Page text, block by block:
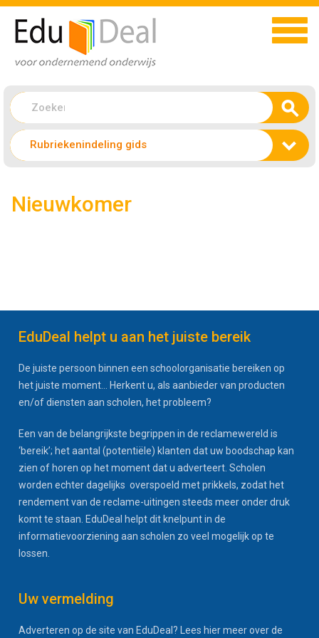
Rubriekenindeling gids
Nieuwkomer
EduDeal helpt u aan het juiste bereik
De juiste persoon binnen een schoolorganisatie bereiken op
het juiste moment... Herkent u, als aanbieder van producten
en/of diensten aan scholen, het probleem?
Een van de belangrijkste begrippen in de reclamewereld is
‘bereik’; het aantal (potentiële) klanten dat uw boodschap kan
zien of horen op het moment dat u adverteert. Scholen
worden echter dagelijks overspoeld met prikkels, zodat het
rendement van de reclame-uitingen steeds meer onder druk
komt te staan. EduDeal helpt dit knelpunt in de
informatievoorziening aan scholen zo veel mogelijk op te
lossen.
Uw vermelding
Adverteren op de site van EduDeal? Lees hier meer over de